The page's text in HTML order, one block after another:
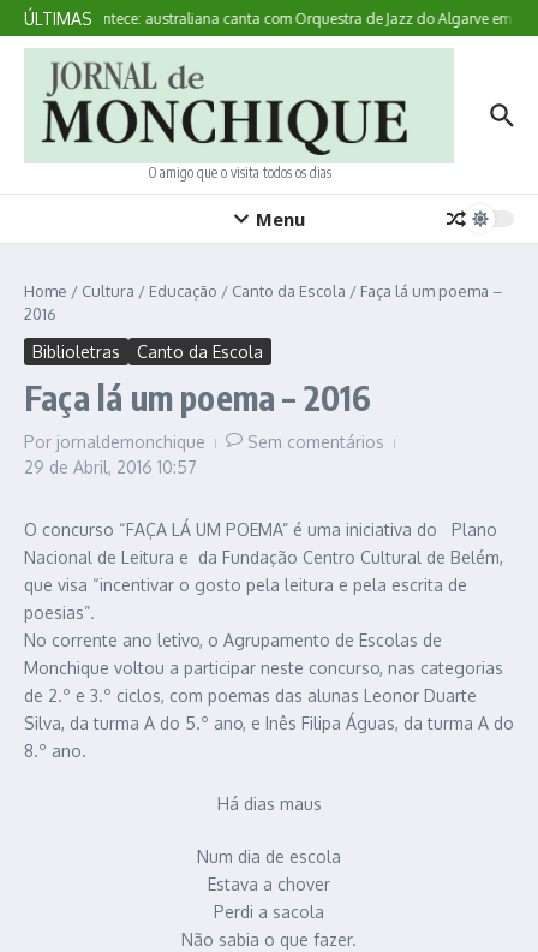
Ir para o conteúdo
ÚLTIMAS
Aqui Acontece: australiana canta com Orquestra de Jazz do Algarve em
O amigo que o visita todos os dias
Menu
Home / Cultura / Educação / Canto da Escola / Faça lá um poema –
2016
Biblioletras Canto da Escola
Faça lá um poema – 2016
Por jornaldemonchique
Sem comentários
29 de Abril, 2016 10:57
O concurso “FAÇA LÁ UM POEMA” é uma iniciativa do Plano
Nacional de Leitura e da Fundação Centro Cultural de Belém,
que visa “incentivar o gosto pela leitura e pela escrita de
poesias”.
No corrente ano letivo, o Agrupamento de Escolas de
Monchique voltou a participar neste concurso, nas categorias
de 2.º e 3.º ciclos, com poemas das alunas Leonor Duarte
Silva, da turma A do 5.º ano, e Inês Filipa Águas, da turma A do
8.º ano.
Há dias maus
Num dia de escola
Estava a chover
Perdi a sacola
Não sabia o que fazer.